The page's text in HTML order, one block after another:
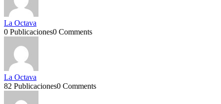
La Octava
0 Publicaciones0 Comments
La Octava
82 Publicaciones0 Comments